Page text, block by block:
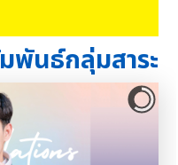
พันธ์กลุ่มสาระ